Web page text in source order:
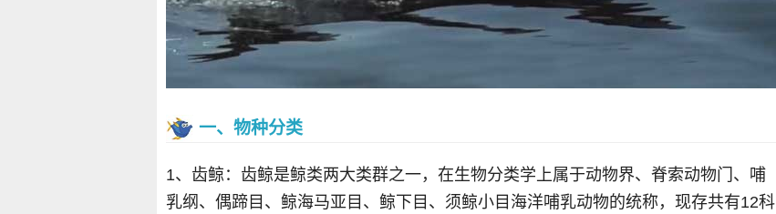
一、物种分类
1、齿鲸：齿鲸是鲸类两大类群之一，在生物分类学上属于动物界、脊索动物门、哺
乳纲、偶蹄目、鲸海马亚目、鲸下目、须鲸小目海洋哺乳动物的统称，现存共有12科